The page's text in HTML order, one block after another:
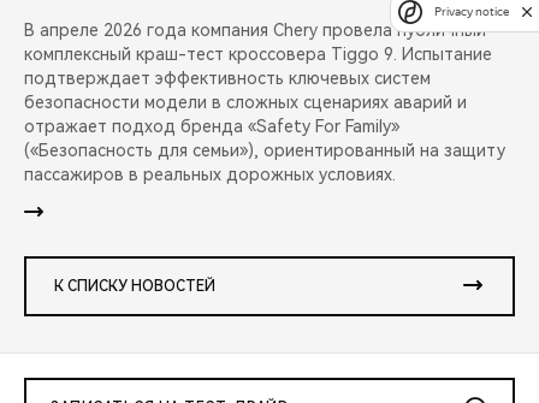
В апреле 2026 года компания Chery провела публичный
комплексный краш-тест кроссовера Tiggo 9. Испытание
подтверждает эффективность ключевых систем
безопасности модели в сложных сценариях аварий и
отражает подход бренда «Safety For Family»
(«Безопасность для семьи»), ориентированный на защиту
пассажиров в реальных дорожных условиях.
К СПИСКУ НОВОСТЕЙ
Privacy notice